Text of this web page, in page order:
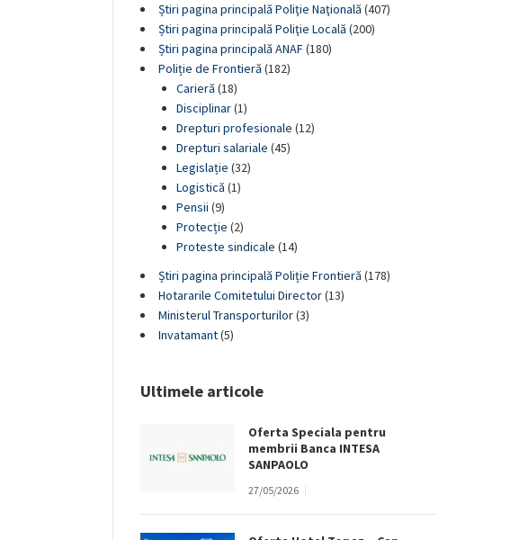
Știri pagina principală Poliţie Naţională (407)
Știri pagina principală Poliţie Locală (200)
Știri pagina principală ANAF(180)
Poliție de Frontieră (182)
Carieră (18)
Disciplinar(1)
Drepturi profesionale (12)
Drepturi salariale (45)
Legislație (32)
Logistică (1)
Pensii (9)
Protecție (2)
Proteste sindicale (14)
Știri pagina principală Poliție Frontieră (178)
Hotararile Comitetului Director(13)
Ministerul Transporturilor(3)
Invatamant(5)
Ultimele articole
Oferta Speciala pentru
membrii Banca INTESA
SANPAOLO
27/05/2026